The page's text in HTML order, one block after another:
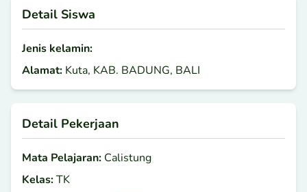
Detail Siswa
Jenis kelamin:
Alamat: Kuta, KAB. BADUNG, BALI
Detail Pekerjaan
Mata Pelajaran: Calistung
Kelas:TK